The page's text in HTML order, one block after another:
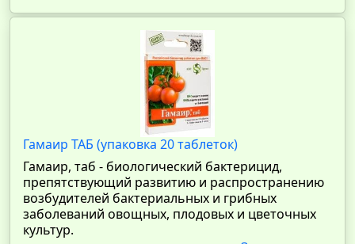
Гамаир ТАБ (упаковка 20 таблеток)
Гамаир, таб - биологический бактерицид,
препятствующий развитию и распространению
возбудителей бактериальных и грибных
заболеваний овощных, плодовых и цветочных
культур.